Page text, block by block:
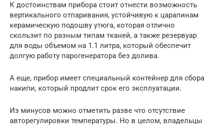
К достоинствам прибора стоит отнести возможность
вертикального отпаривания, устойчивую к царапинам
керамическую подошву утюга, которая отлично
скользит по разным типам тканей, а также резервуар
для воды объемом на 1.1 литра, который обеспечит
долгую работу парогенератора без долива.
А еще, прибор имеет специальный контейнер для сбора
накипи, который продлит срок его эксплуатации.
Из минусов можно отметить разве что отсутствие
авторегулировки температуры. Но в целом, владельцы